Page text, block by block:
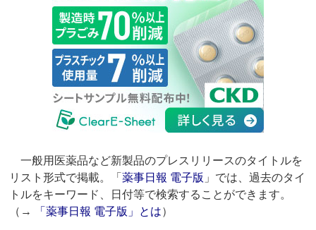
一般用医薬品など新製品のプレスリリースのタイトルを
リスト形式で掲載。「薬事日報 電子版 」では、過去のタイ
トルをキーワード、日付等で検索することができます。
（→
「薬事日報 電子版」とは）